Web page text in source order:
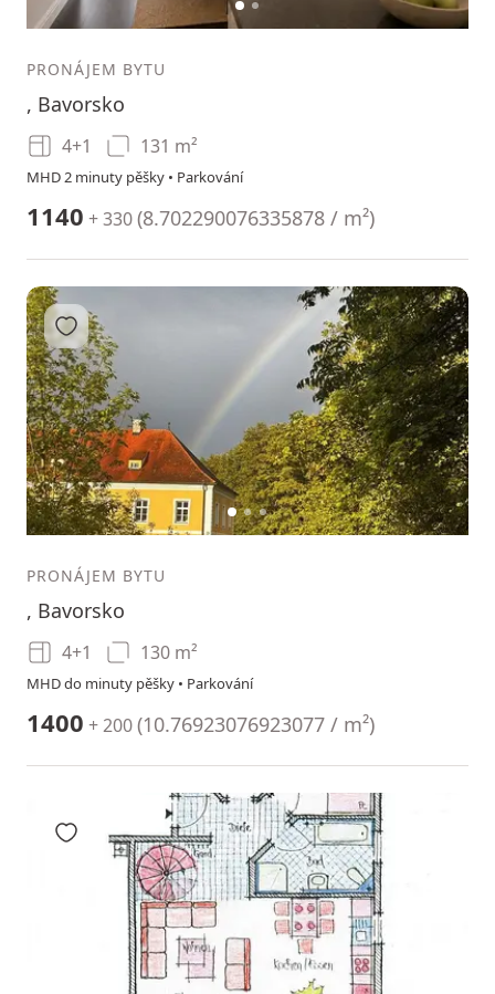
12
PRONÁJEM BYTU
, Bavorsko
4+1 131 m²
MHD 2 minuty pěšky • Parkování
1140 + 330(8.702290076335878 / m²)
12 3
Přidat do oblíbených
PRONÁJEM BYTU
, Bavorsko
4+1 130 m²
MHD do minuty pěšky • Parkování
1400 + 200(10.76923076923077 / m²)
Přidat do oblíbených